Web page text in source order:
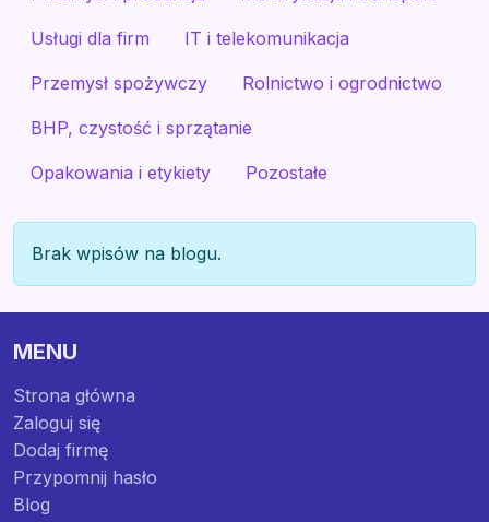
Usługi dla firm IT i telekomunikacja
Przemysł spożywczy Rolnictwo i ogrodnictwo
BHP, czystość i sprzątanie
Opakowania i etykiety Pozostałe
Brak wpisów na blogu.
MENU
Strona główna
Zaloguj się
Dodaj firmę
Przypomnij hasło
Blog